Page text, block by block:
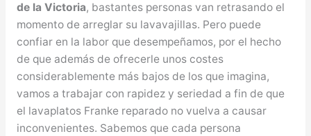
de la Victoria, bastantes personas van retrasando el
momento de arreglar su lavavajillas. Pero puede
confiar en la labor que desempeñamos, por el hecho
de que además de ofrecerle unos costes
considerablemente más bajos de los que imagina,
vamos a trabajar con rapidez y seriedad a fin de que
el lavaplatos Franke reparado no vuelva a causar
inconvenientes. Sabemos que cada persona